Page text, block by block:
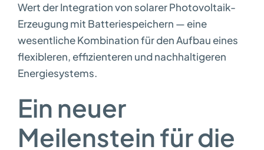
Wert der Integration von solarer Photovoltaik-
Erzeugung mit Batteriespeichern — eine
wesentliche Kombination für den Aufbau eines
flexibleren, effizienteren und nachhaltigeren
Energiesystems.
Ein neuer
Meilenstein für die